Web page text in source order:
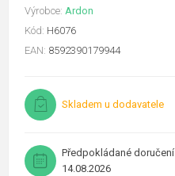
Výrobce: Ardon
Kód: H6076
EAN: 8592390179944
Skladem u dodavatele
Předpokládané doručení
14.08.2026